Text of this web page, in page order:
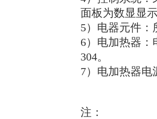
面板为数显显
5）电器元件
6）电加热器
304。
7）电加热器
注：